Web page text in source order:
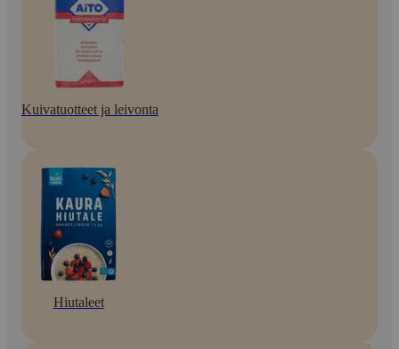
Kuivatuotteet ja leivonta
Hiutaleet